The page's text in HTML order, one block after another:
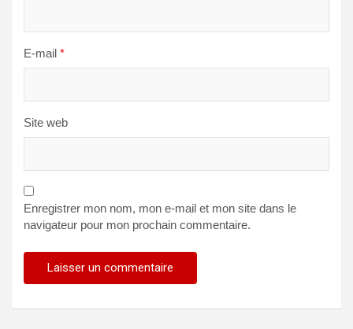
E-mail *
Site web
Enregistrer mon nom, mon e-mail et mon site dans le
navigateur pour mon prochain commentaire.